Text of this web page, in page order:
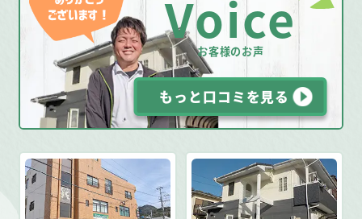
Voice
お客様のお声
もっと口コミを見る